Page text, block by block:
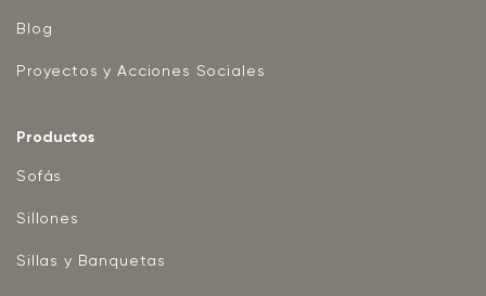
Blog
Proyectos y Acciones Sociales
Productos
Sofás
Sillones
Sillas y Banquetas